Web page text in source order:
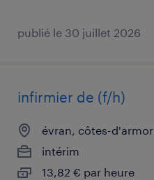
publié le 30 juillet 2026
infirmier de (f/h)
évran, côtes-d'armor
intérim
13,82 € par heure